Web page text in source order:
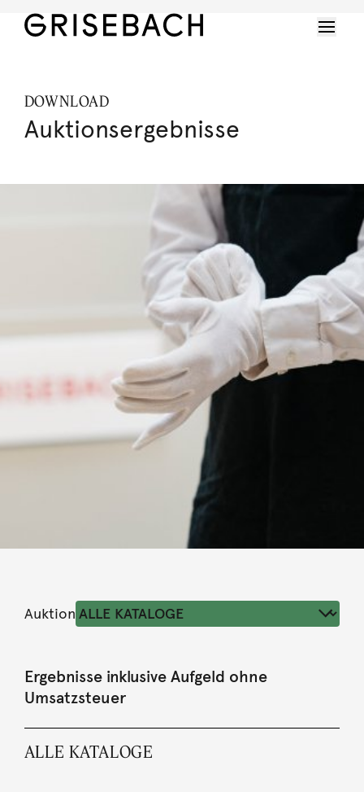
DOWNLOAD
Auktionsergebnisse
Auktion
Ergebnisse inklusive Aufgeld ohne
Umsatzsteuer
ALLE KATALOGE